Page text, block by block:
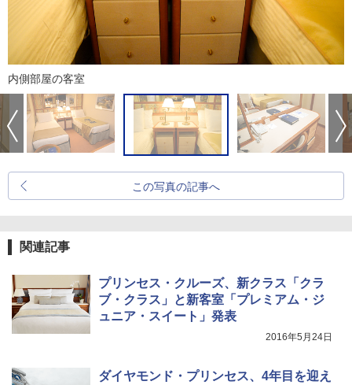
内側部屋の客室
この写真の記事へ
関連記事
プリンセス・クルーズ、新クラス「クラ
ブ・クラス」と新客室「プレミアム・ジ
ュニア・スイート」発表
2016年5月24日
ダイヤモンド・プリンセス、4年目を迎え